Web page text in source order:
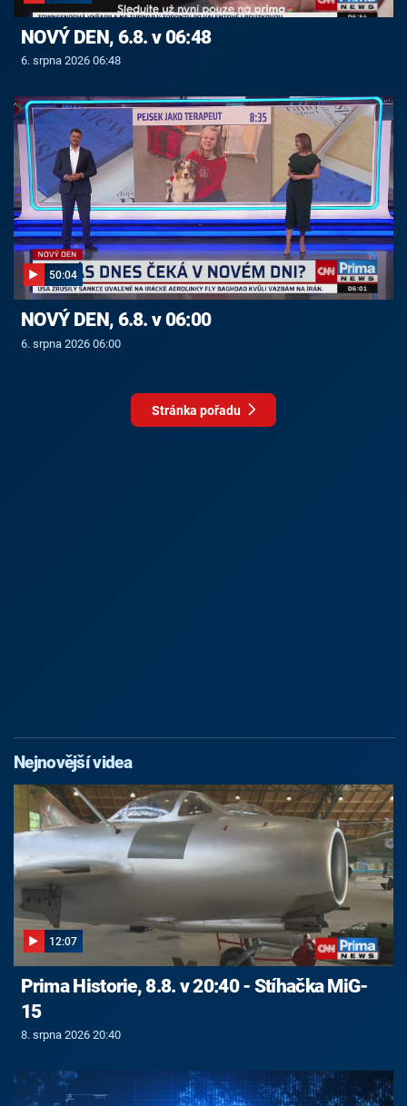
NOVÝ DEN, 6.8. v 06:48
6. srpna 2026 06:48
50:04
NOVÝ DEN, 6.8. v 06:00
6. srpna 2026 06:00
Stránka pořadu
Nejnovější videa
12:07
Prima Historie, 8.8. v 20:40 - Stíhačka MiG-
15
8. srpna 2026 20:40